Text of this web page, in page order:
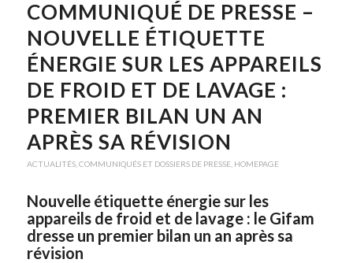
COMMUNIQUÉ DE PRESSE –
NOUVELLE ÉTIQUETTE
ÉNERGIE SUR LES APPAREILS
DE FROID ET DE LAVAGE :
PREMIER BILAN UN AN
APRÈS SA RÉVISION
ACTUALITÉS, COMMUNIQUÉS ET DOSSIERS DE PRESSE, HOMEPAGE
Nouvelle étiquette énergie sur les
appareils de froid et de lavage : le Gifam
dresse un premier bilan un an après sa
révision